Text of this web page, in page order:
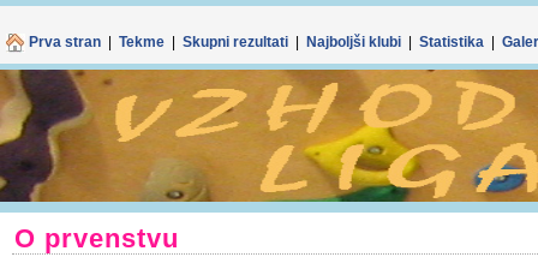
Spletno
Z nadaljnjo
Prva stran| Tekme|